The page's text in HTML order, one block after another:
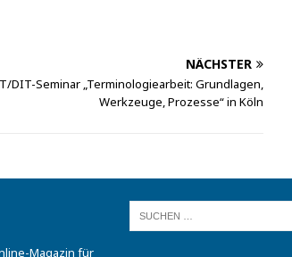
NÄCHSTER
DIT-Seminar „Terminologiearbeit: Grundlagen,
Werkzeuge, Prozesse“ in Köln
Magazin für